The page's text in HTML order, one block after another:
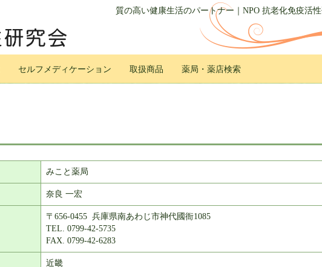
質の高い健康生活のパートナー｜NPO 抗老化免疫活
セルフメディケーション 取扱商品 薬局・薬店検索
みこと薬局
奈良 一宏
〒656-0455 兵庫県南あわじ市神代國衙1085
TEL. 0799-42-5735
FAX. 0799-42-6283
近畿